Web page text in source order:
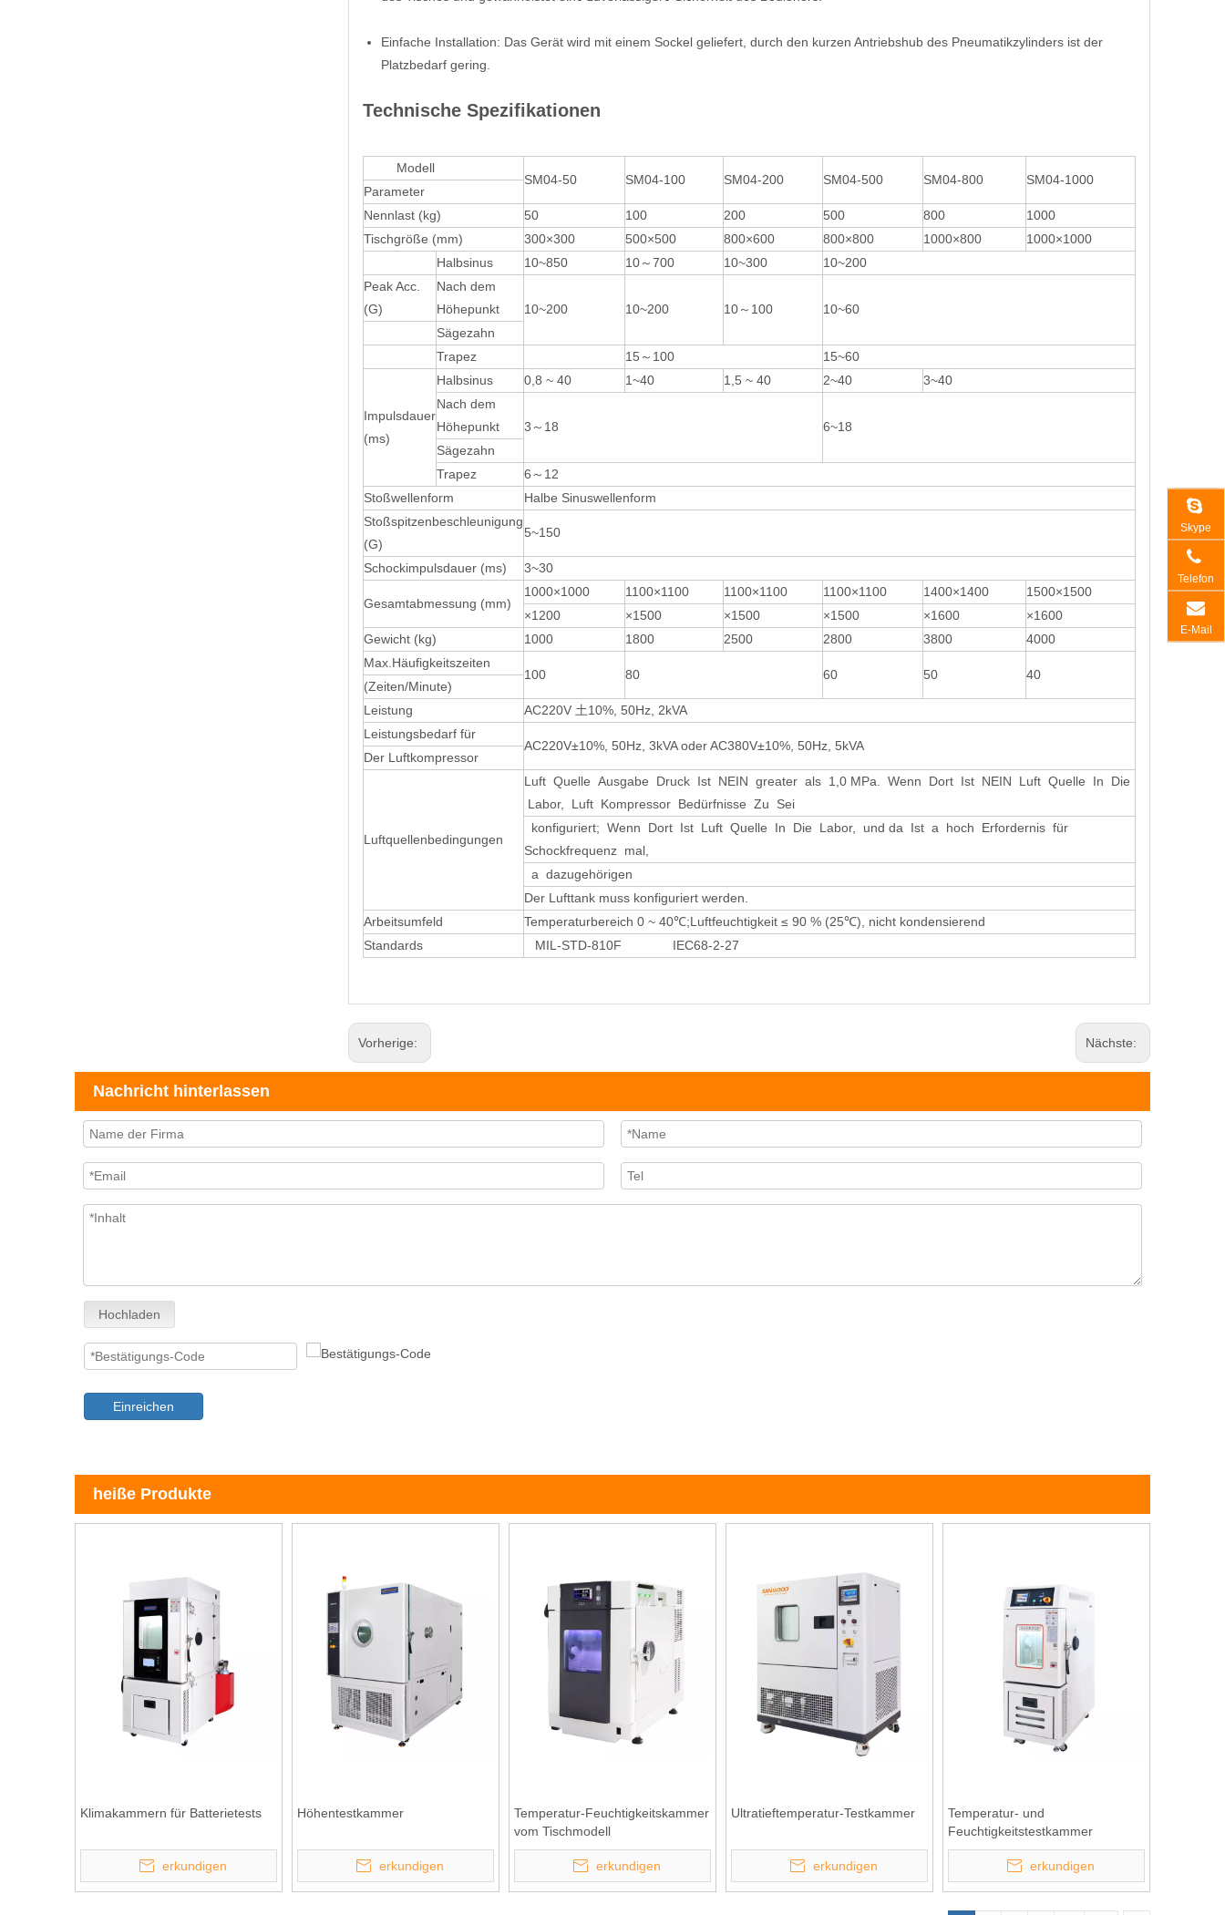
Einfache Installation: Das Gerät wird mit einem Sockel geliefert, durch den kurzen Antriebshub des Pneumatikzylinders ist der
Platzbedarf gering.
Technische Spezifikationen
Modell
SM04-50
SM04-100 SM04-200 SM04-500 SM04-800
SM04-1000
Parameter
Nennlast (kg)
50 100 200 500 800
1000
Tischgröße (mm)
300×300 500×500 800×600 800×800 1000×800
1000×1000
Halbsinus
10~850 10～700 10~300
10~200
Peak Acc.
(G)
Nach dem
Höhepunkt
10~200 10~200 10～100
10~60
Sägezahn
Trapez
15～100 15~60
Impulsdauer
(ms)
Halbsinus 0,8 ~ 40 1~40 1,5 ~ 40 2~40
3~40
Nach dem
Höhepunkt
3～18
6~18
Sägezahn
Trapez
6～12
Stoßwellenform
Halbe Sinuswellenform
Stoßspitzenbeschleunigung
(G)
5~150
Schockimpulsdauer (ms) 3~30
Gesamtabmessung (mm)
1000×1000 1100×1100 1100×1100 1100×1100 1400×1400
1500×1500
×1200
×1500 ×1500 ×1500 ×1600
×1600
Gewicht (kg)
1000 1800 2500 2800 3800
4000
Max.Häufigkeitszeiten
100
80 60 50
40
(Zeiten/Minute)
Leistung
AC220V 土10%, 50Hz, 2kVA
Leistungsbedarf für
AC220V±10%, 50Hz, 3kVA oder AC380V±10%, 50Hz, 5kVA
Der Luftkompressor
Luftquellenbedingungen
Luft Quelle Ausgabe Druck Ist NEIN greater als 1,0 MPa. Wenn Dort Ist NEIN Luft Quelle In Die
Labor, Luft Kompressor Bedürfnisse Zu Sei
konfiguriert; Wenn Dort Ist Luft Quelle In Die Labor, und da Ist a hoch Erfordernis für
Schockfrequenz mal,
a dazugehörigen
Der Lufttank muss konfiguriert werden.
Arbeitsumfeld
Temperaturbereich 0 ~ 40℃;Luftfeuchtigkeit ≤ 90 % (25℃), nicht kondensierend
Standards
MIL-STD-810F IEC68-2-27
Vorherige: Nächste:
Nachricht hinterlassen
Hochladen
Einreichen
heiße Produkte
Klimakammern für Batterietests
erkundigen
Höhentestkammer
erkundigen
Temperatur-Feuchtigkeitskammer
vom Tischmodell
erkundigen
Ultratieftemperatur-Testkammer
erkundigen
Temperatur- und
Feuchtigkeitstestkammer
erkundigen
Skype
Telefon
E-Mail